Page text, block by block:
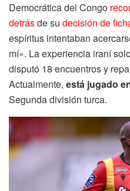
Democrática del Congo
detrásde su decisión de
espíritus intentaban
mí». La experiencia iraní
disputó 18 encuentros y
Actualmente, está jugado
Segunda división turca.